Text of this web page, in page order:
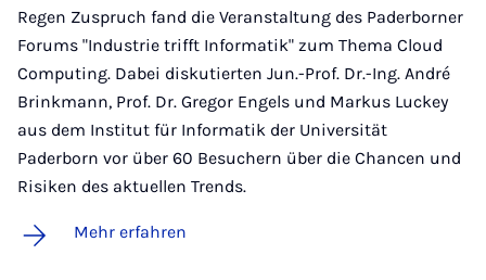
Regen Zuspruch fand die Veranstaltung des Paderborner
Forums "Industrie trifft Informatik" zum Thema Cloud
Computing. Dabei diskutierten Jun.-Prof. Dr.-Ing. André
Brinkmann, Prof. Dr. Gregor Engels und Markus Luckey
aus dem Institut für Informatik der Universität
Paderborn vor über 60 Besuchern über die Chancen und
Risiken des aktuellen Trends.
Mehr erfahren